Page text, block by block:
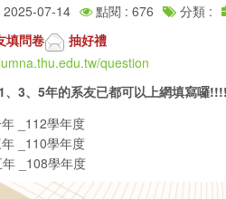
07-14 點閱 : 676 分類 :
填問卷
抽好禮
question
、3、5年的系友已都可以上網填寫囉
_112學年度
_110學年度
_108學年度